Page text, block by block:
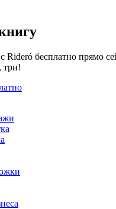
Rideró бесплатно прямо
три!